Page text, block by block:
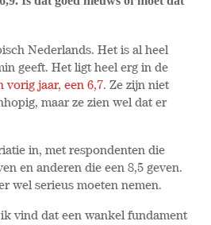
Nederlands. Het is al heel
geeft. Het ligt heel erg in de
vorig jaar, een 6,7. Ze zijn niet
maar ze zien wel dat er
in, met respondenten die
en anderen die een 8,5 geven.
wel serieus moeten nemen.
vind dat een wankel fundament